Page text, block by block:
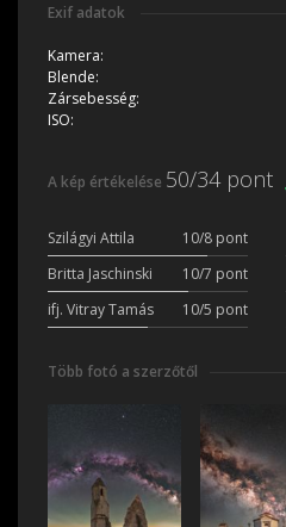
Exif adatok
Kamera:
Blende:
Zársebesség:
ISO:
A kép értékelése 50/34 pont
Szilágyi Attila 10/8 pont
Britta Jaschinski
10/7 pont
ifj. Vitray Tamás
10/5 pont
Több fotó a szerzőtől